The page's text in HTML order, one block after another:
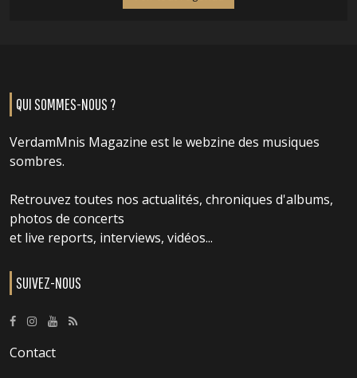
QUI SOMMES-NOUS ?
VerdamMnis Magazine est le webzine des musiques
sombres.
Retrouvez toutes nos actualités, chroniques d'albums,
photos de concerts
et live reports, interviews, vidéos...
SUIVEZ-NOUS
Contact